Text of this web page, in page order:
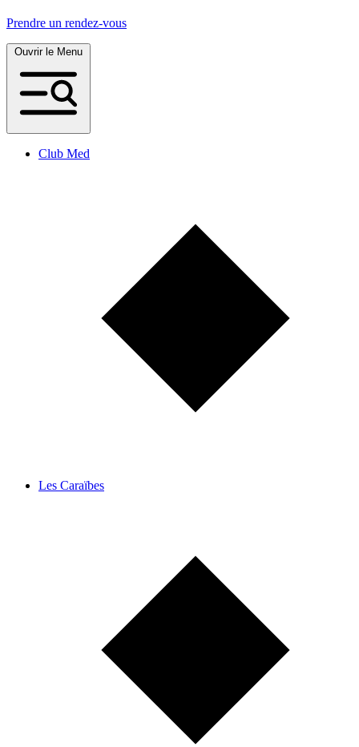
Prendre un rendez-vous
Club Med
Les Caraïbes